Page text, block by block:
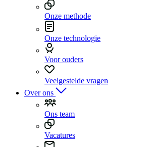
Onze methode
Onze technologie
Voor ouders
Veelgestelde vragen
Over ons
Ons team
Vacatures